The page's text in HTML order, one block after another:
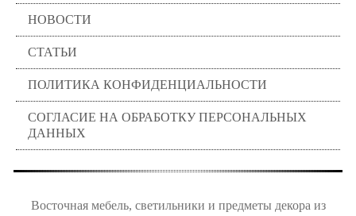
НОВОСТИ
СТАТЬИ
ПОЛИТИКА КОНФИДЕНЦИАЛЬНОСТИ
СОГЛАСИЕ НА ОБРАБОТКУ ПЕРСОНАЛЬНЫХ
ДАННЫХ
Восточная мебель, светильники и предметы декора из